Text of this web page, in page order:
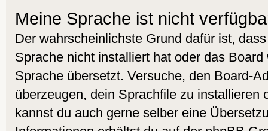
Meine Sprache ist nicht
Der wahrscheinlichste Grund dafür ist,
Sprache nicht installiert hat oder das
Sprache übersetzt. Versuche, den Board-
überzeugen, dein Sprachfile zu installieren
kannst du auch gerne selber eine